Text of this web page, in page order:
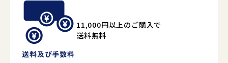
送料及び手数料
11,000円以上のご購入で
送料無料